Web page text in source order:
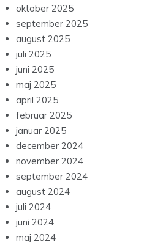
oktober 2025
september 2025
august 2025
juli 2025
juni 2025
maj 2025
april 2025
februar 2025
januar 2025
december 2024
november 2024
september 2024
august 2024
juli 2024
juni 2024
maj 2024